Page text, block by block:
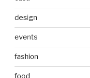
design
events
fashion
food